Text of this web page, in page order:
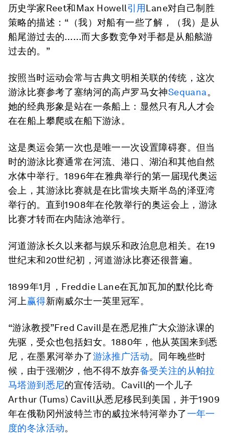
历史学家Reet和Max Howell引用Lane对自己制胜
策略的描述：“（我）对船有一些了解，（我）是从
船尾游过去的……而大多数竞争对手都是从船舷游
过去的。”
按照当时运动会常与古典文明相关联的传统，这次
游泳比赛参考了塞纳河的高卢罗马女神Sequana。
她的经典形象是站在一条船上：显然只有凡人才会
在在船上攀爬或在船下游泳。
这是奥运会第一次也是唯一一次设置障碍赛。但当
时的游泳比赛通常在河流、港口、湖泊和其他自然
水体中举行。1896年在雅典举行的第一届现代奥运
会上，其游泳比赛就是在比雷埃夫斯半岛的泽亚湾
举行的。直到1908年在伦敦举行的奥运会上，游泳
比赛才转而在内陆泳池举行。
河道游泳长久以来都与娱乐和政治息息相关。在19
世纪末和20世纪初，河道游泳比赛还很普遍。
1899年1月，Freddie Lane在瓦加瓦加的默伦比奇
河上赢得新南威尔士一英里冠军。
“游泳教授”Fred Cavill是在悉尼推广大众游泳课的
先驱，受众也包括妇女。1880年，他从英国来到悉
尼，在墨累河举办了游泳推广活动。同年晚些时
候，由于强潮汐，他不得不放弃备受关注的从帕拉
马塔游到悉尼的宣传活动。Cavill的一个儿子
Arthur (Tums) Cavill从悉尼移民到美国，并于1909
年在俄勒冈州波特兰市的威拉米特河举办了一年一
度的冬泳活动。